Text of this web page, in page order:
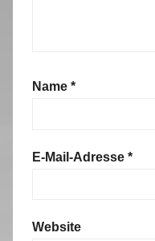
Name *
E-Mail-Adresse *
Website